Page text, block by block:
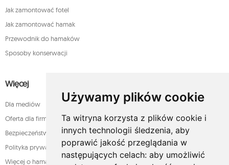
Używamy plików cookie
Ta witryna korzysta z plików cookie i
innych technologii śledzenia, aby
poprawić jakość przeglądania w
następujących celach: aby umożliwić
Jak zamontować fotel
Jak zamontować hamak
Przewodnik do hamaków
Sposoby konserwacji
Więcej
Dla mediów
Oferta dla firm
Bezpieczeństwo płatności
Polityka prywatności
Więcej o hamakach